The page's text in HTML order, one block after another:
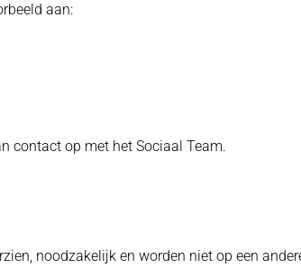
aan:
contact op met het Sociaal Team.
noodzakelijk en worden niet op een